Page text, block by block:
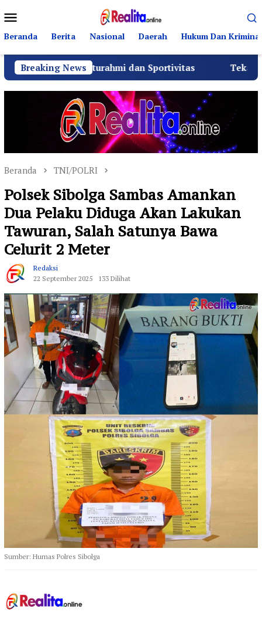
ke
kontenMobile
Beranda Berita Nasional Daerah Hukum Dan Kriminal
Breaking News
Silaturahmi dan Sportivitas Tekan Fatalitas
Beranda TNI/POLRI
Polsek Sibolga Sambas Amankan
Dua Pelaku Diduga Akan Lakukan
Tawuran, Salah Satunya Bawa
Celurit 2 Meter
Redaksi
22 September 2025
133 Dilihat
Sumber: Humas Polres Sibolga